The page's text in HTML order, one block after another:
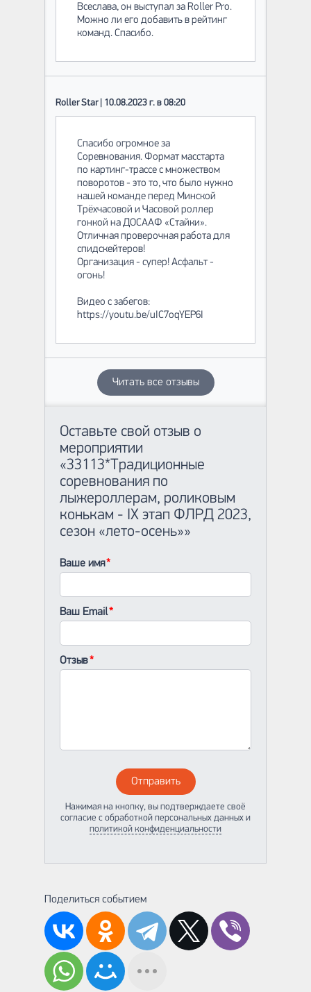
Всеслава, он выступал за Roller Pro.
Можно ли его добавить в рейтинг
команд. Спасибо.
Roller Star | 10.08.2023 г. в 08:20
Спасибо огромное за
Соревнования. Формат масстарта
по картинг-трассе с множеством
поворотов - это то, что было нужно
нашей команде перед Минской
Трёхчасовой и Часовой роллер
гонкой на ДОСААФ «Стайки».
Отличная проверочная работа для
спидскейтеров!
Организация - супер! Асфальт -
огонь!
Видео с забегов:
https://youtu.be/uIC7oqYEP6I
Читать все отзывы
Оставьте свой отзыв о
мероприятии
«33113*Традиционные
соревнования по
лыжероллерам, роликовым
конькам - IX этап ФЛРД 2023,
cезон «лето-осень»»
Ваше имя
Ваш Email
Отзыв
Отправить
Нажимая на кнопку, вы подтверждаете своё
согласие с обработкой персональных данных и
политикой конфиденциальности
Поделиться событием